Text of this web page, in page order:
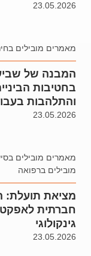
23.05.2026
מאמרים מובילים
המבנה של
בחטיבות
והתלהבות
23.05.2026
מאמרים מובילים
מובילים ברפואה
מציאת תועלת:
חברתית
גינקולוגי
23.05.2026